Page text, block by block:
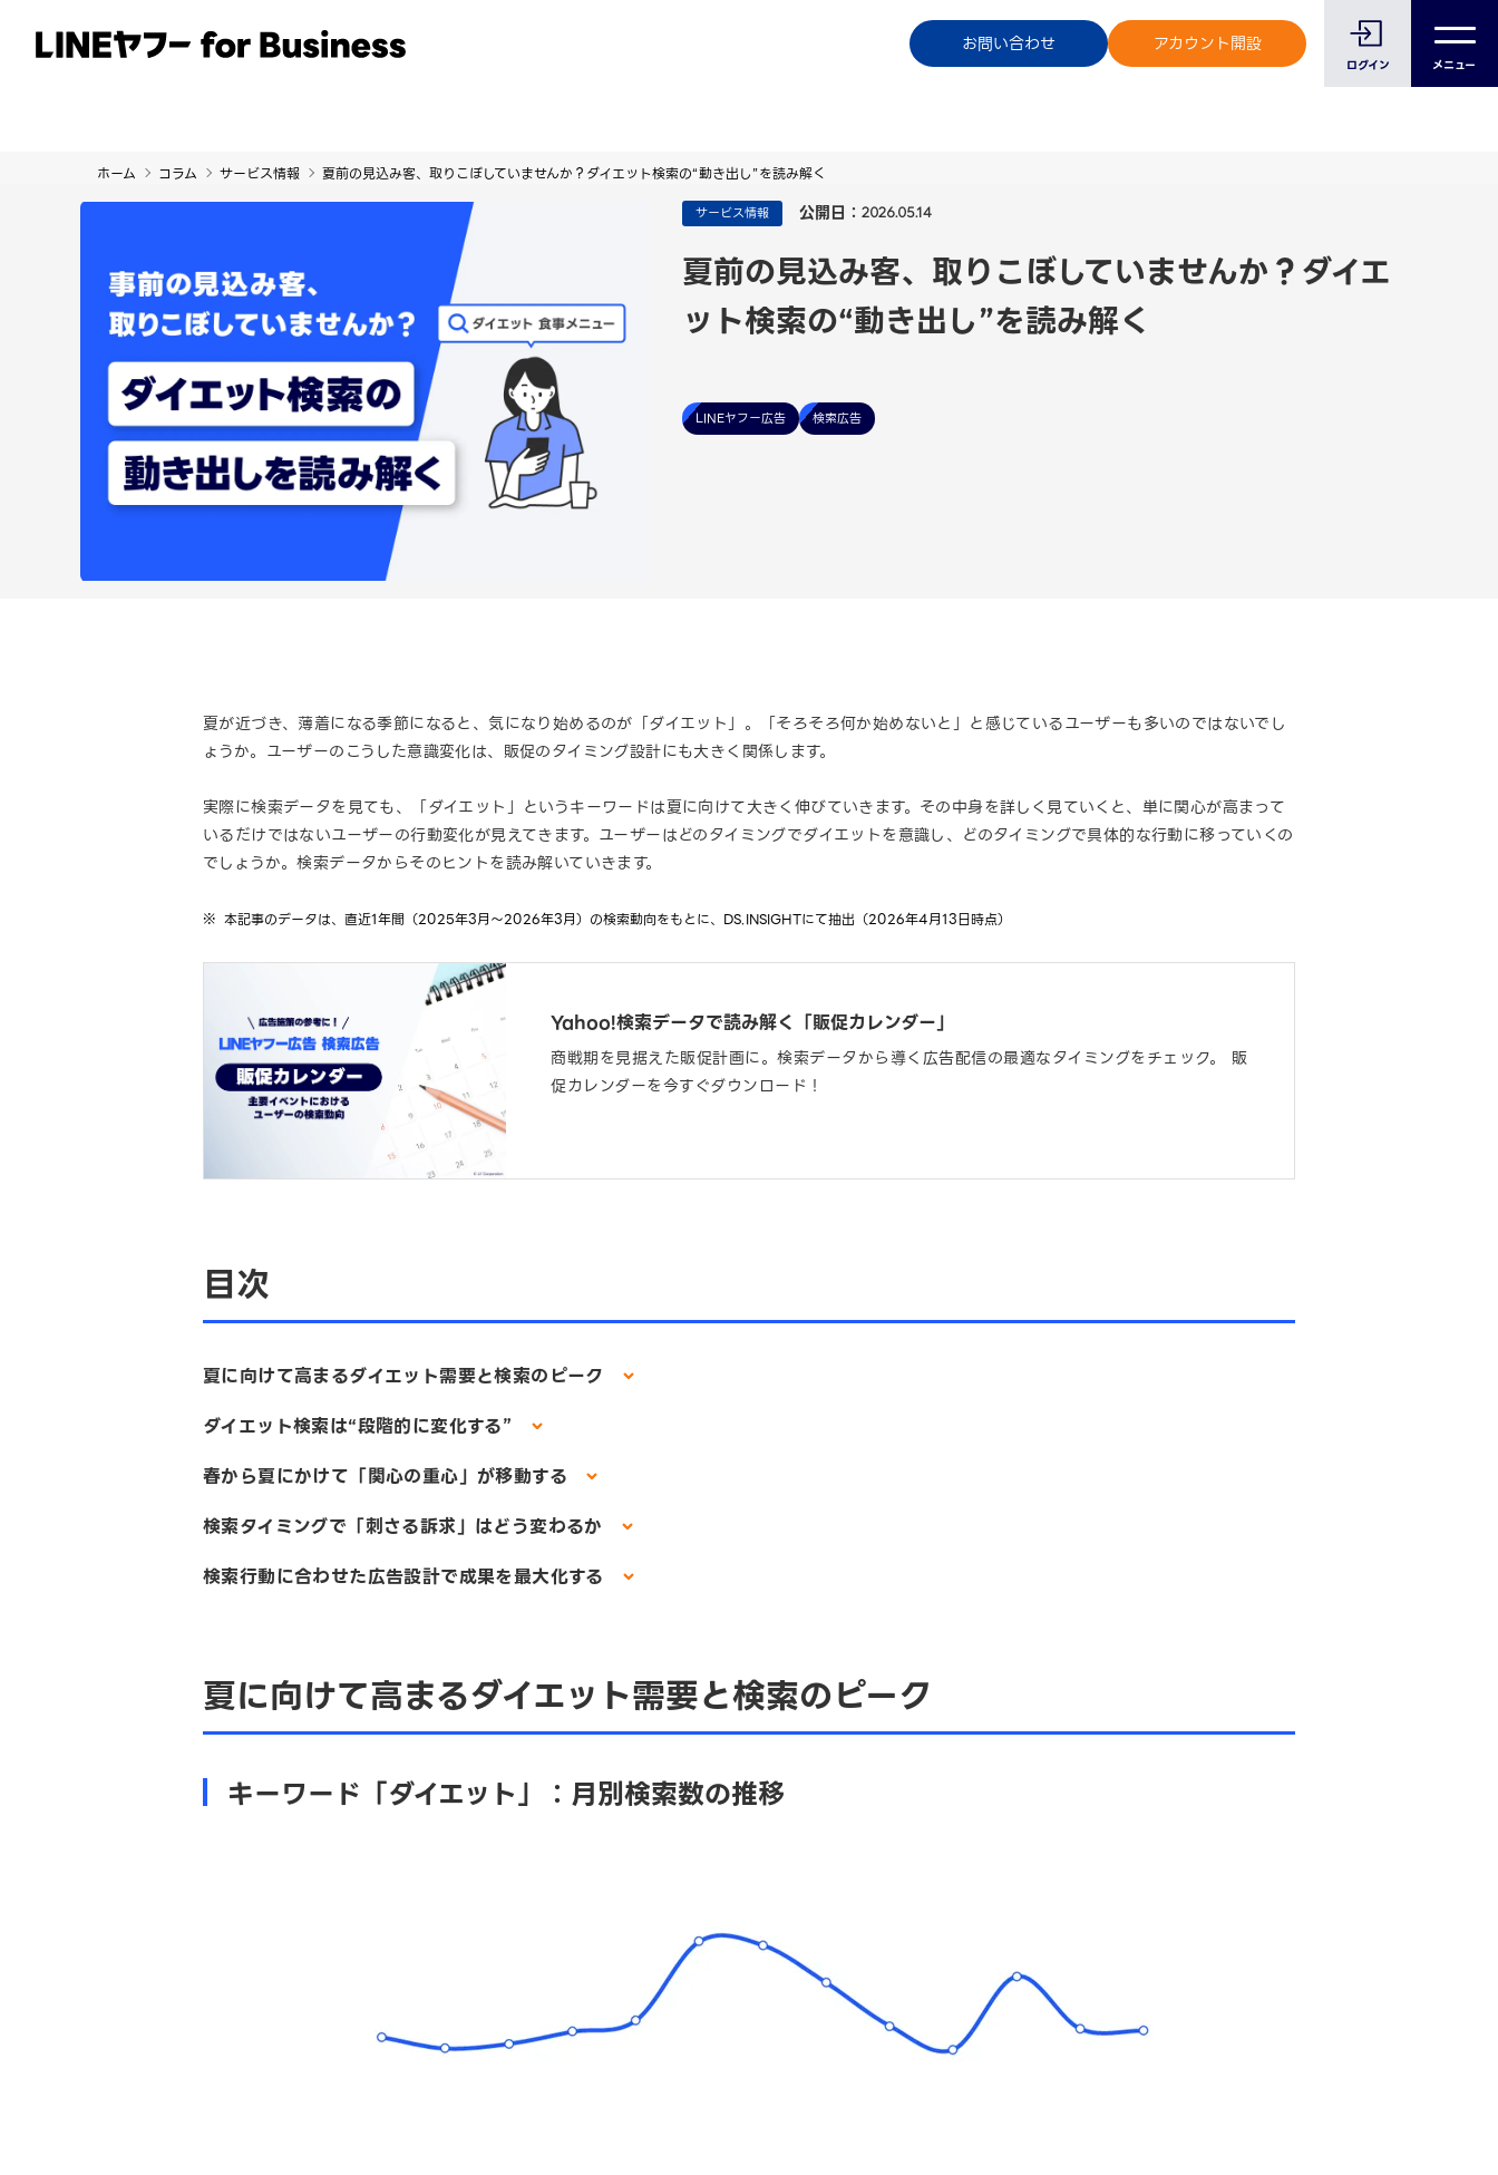
お問い合わせ アカウント開設
ログイン メニュー
サービス 事例 イベント・セミナー ご利用中のお客様へ
ホーム コラム サービス情報 夏前の見込み客、取りこぼしていませんか？ダイエット検索の“動き出し”を読み解く
サービス情報 公開日： 2026.05.14
夏前の見込み客、取りこぼしていませんか？ダイエ
ット検索の“動き出し”を読み解く
LINEヤフー広告 検索広告
夏が近づき、薄着になる季節になると、気になり始めるのが「ダイエット」。「そろそろ何か始めないと」と感じているユーザーも多いのではないでし
ょうか。ユーザーのこうした意識変化は、販促のタイミング設計にも大きく関係します。
実際に検索データを見ても、「ダイエット」というキーワードは夏に向けて大きく伸びていきます。その中身を詳しく見ていくと、単に関心が高まって
いるだけではないユーザーの行動変化が見えてきます。ユーザーはどのタイミングでダイエットを意識し、どのタイミングで具体的な行動に移っていくの
でしょうか。検索データからそのヒントを読み解いていきます。
本記事のデータは、直近1年間（2025年3月～2026年3月）の検索動向をもとに、DS.INSIGHTにて抽出（2026年4月13日時点）
Yahoo!検索データで読み解く「販促カレンダー」
商戦期を見据えた販促計画に。検索データから導く広告配信の最適なタイミングをチェック。 販
促カレンダーを今すぐダウンロード！
目次
夏に向けて高まるダイエット需要と検索のピーク
ダイエット検索は“段階的に変化する”
春から夏にかけて「関心の重心」が移動する
検索タイミングで「刺さる訴求」はどう変わるか
検索行動に合わせた広告設計で成果を最大化する
夏に向けて高まるダイエット需要と検索のピーク
キーワード「ダイエット」：月別検索数の推移